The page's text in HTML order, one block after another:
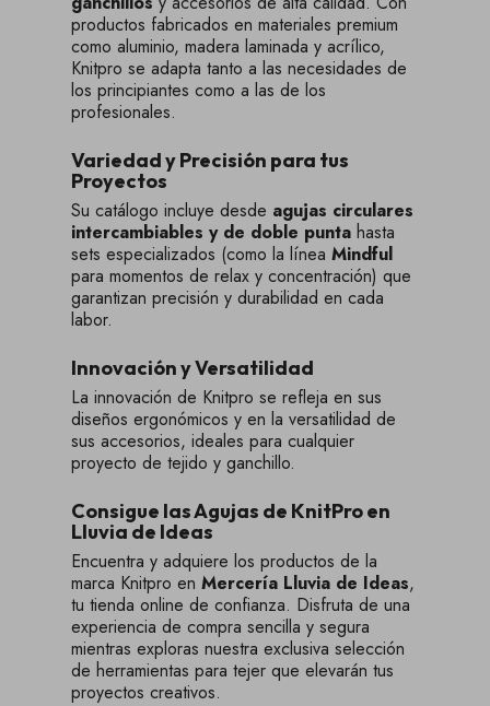
productos fabricados en materiales premium
como aluminio, madera laminada y acrílico,
Knitpro se adapta tanto a las necesidades de
los principiantes como a las de los
profesionales.
Variedad y Precisión para tus
Proyectos
Su catálogo incluye desde agujas circulares
intercambiables y de doble punta hasta
sets especializados (como la línea Mindful
para momentos de relax y concentración) que
garantizan precisión y durabilidad en cada
labor.
Innovación y Versatilidad
La innovación de Knitpro se refleja en sus
diseños ergonómicos y en la versatilidad de
sus accesorios, ideales para cualquier
proyecto de tejido y ganchillo.
Consigue las Agujas de KnitPro en
Lluvia de Ideas
Encuentra y adquiere los productos de la
marca Knitpro en Mercería Lluvia de Ideas,
tu tienda online de confianza. Disfruta de una
experiencia de compra sencilla y segura
mientras exploras nuestra exclusiva selección
de herramientas para tejer que elevarán tus
proyectos creativos.